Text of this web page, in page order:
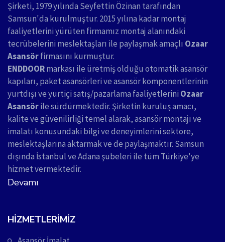
Şirketi, 1979 yılında Seyfettin Özinan tarafından
Samsun'da kurulmuştur. 2015 yılına kadar montaj
faaliyetlerini yürüten firmamız montaj alanındaki
tecrübelerini meslektaşları ile paylaşmak amaçlı Ozaar
Asansörfirmasını kurmuştur.
ENDDOORmarkası ile üretmiş olduğu otomatik asansör
kapıları, paket asansörleri ve asansör komponentlerinin
yurtdışı ve yurtiçi satış/pazarlama faaliyetlerini Ozaar
Asansörile sürdürmektedir. Şirketin kuruluş amacı,
kalite ve güvenilirliği temel alarak, asansör montajı ve
imalatı konusundaki bilgi ve deneyimlerini sektöre,
meslektaşlarına aktarmak ve de paylaşmaktır. Samsun
dışında İstanbul ve Adana şubeleri ile tüm Türkiye'ye
hizmet vermektedir.
Devamı
HIZMETLERIMIZ